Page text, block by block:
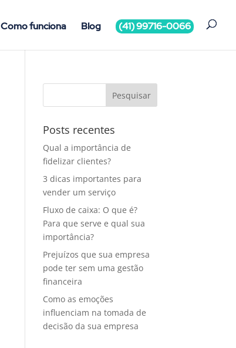
Como funciona Blog (41) 99716-0066
Posts recentes
Qual a importância de
fidelizar clientes?
3 dicas importantes para
vender um serviço
Fluxo de caixa: O que é?
Para que serve e qual sua
importância?
Prejuízos que sua empresa
pode ter sem uma gestão
financeira
Como as emoções
influenciam na tomada de
decisão da sua empresa